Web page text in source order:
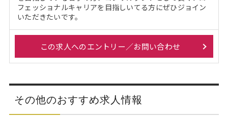
フェッショナルキャリアを目指しいてる方にぜひジョイン
いただきたいです。
この求人へのエントリー／お問い合わせ
その他のおすすめ求人情報